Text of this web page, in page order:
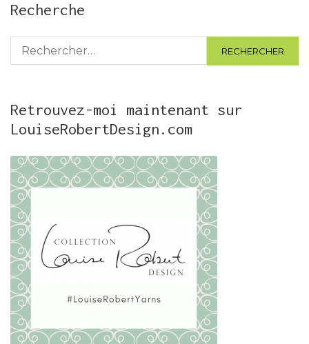
Recherche
Rechercher :
Retrouvez-moi maintenant sur
LouiseRobertDesign.com